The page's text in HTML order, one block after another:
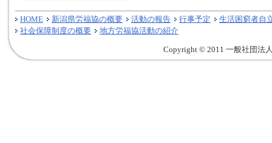
HOME 新潟県労福協の概要 活動の報告 行事予定
生活困窮者自
社会保障制度の概要
地方労福協活動の紹介
Copyright © 2011 一般社団法